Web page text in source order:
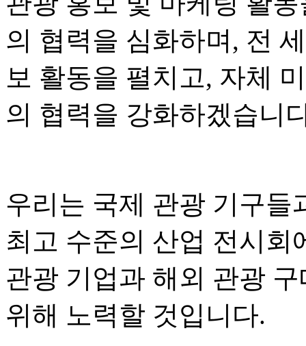
의 협력을 심화하며, 전
보 활동을 펼치고, 자체
의 협력을 강화하겠습니
우리는 국제 관광 기구들
최고 수준의 산업 전시회
관광 기업과 해외 관광
위해 노력할 것입니다.